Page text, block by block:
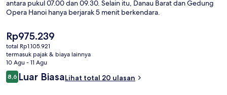
antara pukul 07.00 dan 09.30. Selain itu, Danau Barat dan Gedung
Opera Hanoi hanya berjarak 5 menit berkendara.
Harga
saat
ini
Rp975.239
Rp975.239
total Rp1.105.921
termasuk pajak & biaya lainnya
10 Agu - 11 Agu
Ulasan
8,68,6 dari 10
Luar BiasaLihat total 20 ulasan